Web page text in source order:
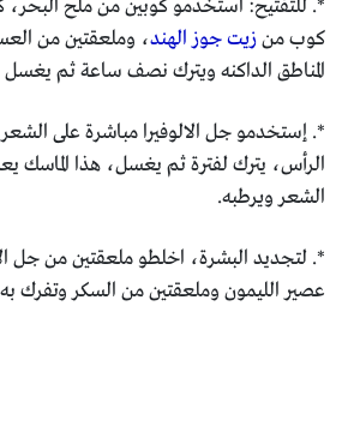
*. للتفتيح: استخدمو كوبين من ملح البحر،
كوب منزيت جوز الهند، وملعقتين من
المناطق الداكنه ويترك نصف ساعة ثم يغسل
*. إستخدمو جل الالوفيرا مباشرة على
الرأس، يترك لفترة ثم يغسل، هذا الماسك
الشعر ويرطبه.
*. لتجديد البشرة، اخلطو ملعقتين من جل
عصير الليمون وملعقتين من السكر وتفرك